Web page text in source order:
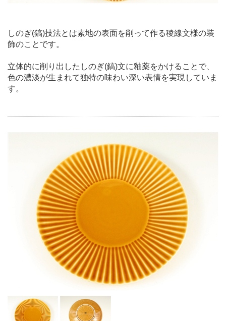
しのぎ(鎬)技法とは素地の表面を削って作る稜線文様の装
飾のことです。
立体的に削り出したしのぎ(鎬)文に釉薬をかけることで、
色の濃淡が生まれて独特の味わい深い表情を実現していま
す。